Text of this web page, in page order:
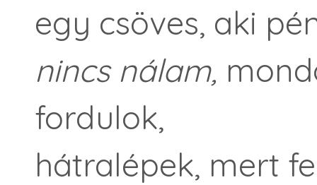
egy csöves, aki
nincs nálam,
fordulok,
hátralépek, mert